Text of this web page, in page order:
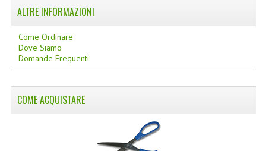
ALTRE INFORMAZIONI
Come Ordinare
Dove Siamo
Domande Frequenti
COME ACQUISTARE